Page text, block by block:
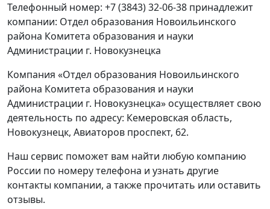
Телефонный номер: +7 (3843) 32-06-38 принадлежит
компании: Отдел образования Новоильинского
района Комитета образования и науки
Администрации г. Новокузнецка
Компания «Отдел образования Новоильинского
района Комитета образования и науки
Администрации г. Новокузнецка» осуществляет свою
деятельность по адресу: Кемеровская область,
Новокузнецк, Авиаторов проспект, 62.
Наш сервис поможет вам найти любую компанию
России по номеру телефона и узнать другие
контакты компании, а также прочитать или оставить
отзывы.